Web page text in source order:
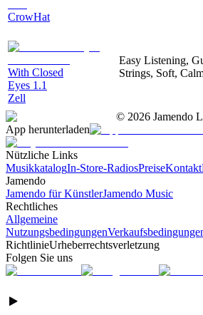
CrowHat
With Closed
Eyes 1.1
Zell
Easy Listening,
Strings, Soft,
© 2026 Jamendo
App herunterladen
Nützliche Links
MusikkatalogIn-Store-RadiosPreiseKontakt
Jamendo
Jamendo für KünstlerJamendo Music
Rechtliches
Allgemeine
Nutzungsbedingungen
RichtlinieUrheberrechtsverletzung
Folgen Sie uns